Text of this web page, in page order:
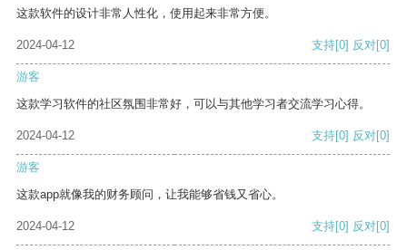
这款软件的设计非常人性化，使用起来非常方便。
2024-04-12 支持[0] 反对[0]
游客
这款学习软件的社区氛围非常好，可以与其他学习者交流学习心得。
2024-04-12 支持[0] 反对[0]
游客
这款app就像我的财务顾问，让我能够省钱又省心。
2024-04-12 支持[0] 反对[0]